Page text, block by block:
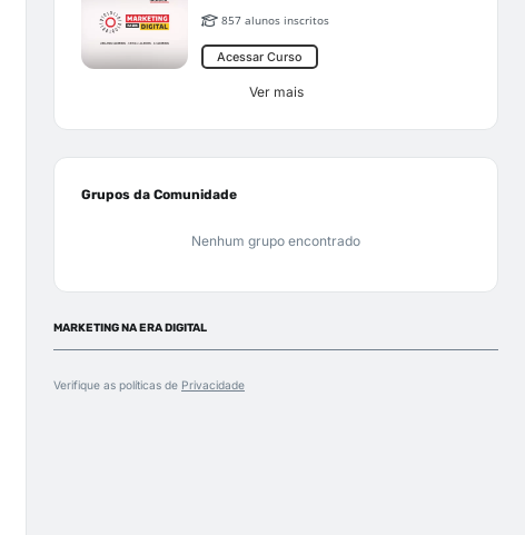
857 alunos inscritos
Acessar Curso
Ver mais
Grupos da Comunidade
Nenhum grupo encontrado
MARKETING NA ERA DIGITAL
Verifique as políticas de Privacidade